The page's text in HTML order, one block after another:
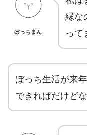
ぼっちまん
縁な
って
ぼっち生活が来
できればだけど